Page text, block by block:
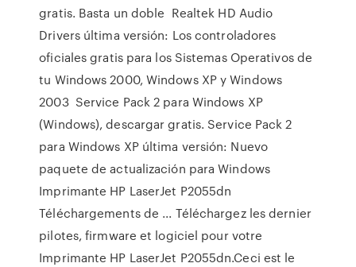
gratis. Basta un doble Realtek HD Audio
Drivers última versión: Los controladores
oficiales gratis para los Sistemas Operativos de
tu Windows 2000, Windows XP y Windows
2003 Service Pack 2 para Windows XP
(Windows), descargar gratis. Service Pack 2
para Windows XP última versión: Nuevo
paquete de actualización para Windows
Imprimante HP LaserJet P2055dn
Téléchargements de ... Téléchargez les dernier
pilotes, firmware et logiciel pour votre
Imprimante HP LaserJet P2055dn.Ceci est le